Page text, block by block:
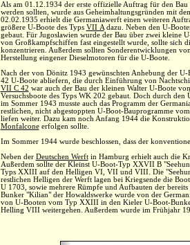
Als am 01.12.1934 der erste offizielle Auftrag für den
werden sollten, wurde aus Geheimhaltungsgründen mit
02.02.1935 erhielt die Germaniawerft einen weiteren
größere U-Boote des Typs VII Adazu. Neben den U-
gebaut. Für Jugoslawien wurde der Bau über zwei kleine
von Großkampfschiffen fast eingestellt wurde, sollte sich
konzentrieren. Außerdem sollten Sonderentwicklungen
Herstellung eingener Dieselmotoren für die U-Boote.
Nach der von Dönitz 1943 gewünschten Anhebung der
42 U-Boote abliefern, die durch Einführung von
VII C 42 war auch der Bau der kleinen Walter U-Boote
Versuchsboote des Typs WK 202 gebaut. Doch durch
im Sommer 1943 musste auch das Programm der
restlichen, nicht abgestoppten U-Boot-Bauprogramme
liefen weiter. Dazu kam noch Anfang 1944 die
Monfalconeerfolgen sollte.
Im Sommer 1944 wurde beschlossen, dass der
Neben der Deutschen Werftin Hamburg erhielt auch die
Außerdem sollte der Kleinst U-Boot-Typ XXVII B
Typs XXIII auf den Helligen VI, VII und VIII. Die
restlichen Helligen der Werft lagen bei Kriegsende die
U 1703, sowie mehrere Rümpfe und Aufbauten der
Bunker "Kilian" der Howaldswerke wurde von der
von U-Booten vom Typ XXIII in den Kieler U-Boot-
Helling VIII weitergehen. Außerdem wurde im Frühjahr